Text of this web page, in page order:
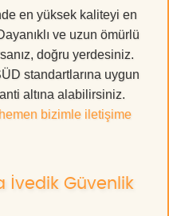
en yüksek kaliteyi en
ve uzun ömürlü
doğru yerdesiniz.
standartlarına uygun
altına alabilirsiniz.
hemen bizimle iletişime
İvedik Güvenlik